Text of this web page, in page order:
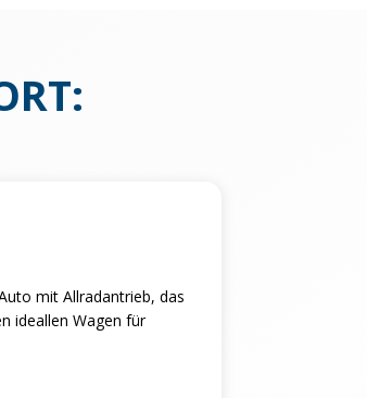
:
mit Allradantrieb, das
ideallen Wagen für